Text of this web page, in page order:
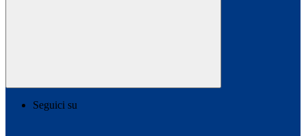
Seguici su